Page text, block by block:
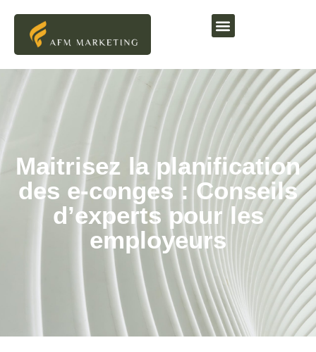
Maitrisez la planification
des e-conges : Conseils
d’experts pour les
employeurs